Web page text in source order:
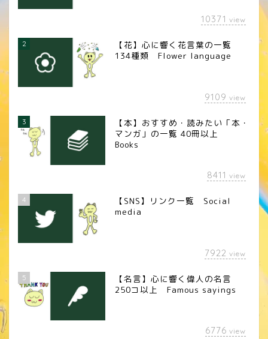
10371 view
2
【花】心に響く花言葉の一覧
134種類 Flower language
9109 view
3
【本】おすすめ・読みたい「本・
マンガ」の一覧 40冊以上
Books
8411 view
4
【SNS】リンク一覧 Social
media
7922 view
5
【名言】心に響く偉人の名言
250コ以上 Famous sayings
6776 view